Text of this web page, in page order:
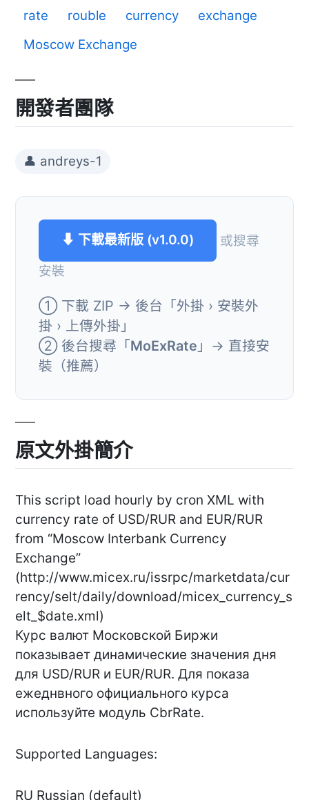
rate rouble currency
exchange
Moscow Exchange
開發者團隊
👤 andreys-1
⬇ 下載最新版 (v1.0.0)
或搜尋
安裝
① 下載 ZIP → 後台「外掛 › 安裝外
掛 › 上傳外掛」
② 後台搜尋「MoExRate 」→ 直接安
裝（推薦）
原文外掛簡介
This script load hourly by cron XML with
currency rate of USD/RUR and EUR/RUR
from “Moscow Interbank Currency
Exchange”
(http://www.micex.ru/issrpc/marketdata/cur
rency/selt/daily/download/micex_currency_s
elt_$date.xml)
Курс валют Московской Биржи
показывает динамические значения дня
для USD/RUR и EUR/RUR. Для показа
ежеднвного официального курса
используйте модуль CbrRate.
Supported Languages:
RU Russian (default)